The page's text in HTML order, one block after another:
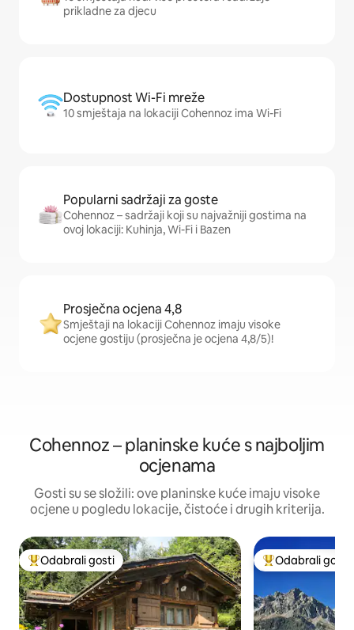
prikladne za djecu
Dostupnost Wi-Fi mreže
10 smještaja na lokaciji Cohennoz ima Wi-Fi
Popularni sadržaji za goste
Cohennoz – sadržaji koji su najvažniji gostima na
ovoj lokaciji: Kuhinja, Wi-Fi i Bazen
Prosječna ocjena 4,8
Smještaji na lokaciji Cohennoz imaju visoke
ocjene gostiju (prosječna je ocjena 4,8/5)!
Cohennoz – planinske kuće s najboljim
ocjenama
Gosti su se složili: ove planinske kuće imaju visoke
ocjene u pogledu lokacije, čistoće i drugih kriterija.
Među najviše rangiranima s oznakom „Odabrali gosti”
Odabrali gosti Među najviše
Odabrali gosti